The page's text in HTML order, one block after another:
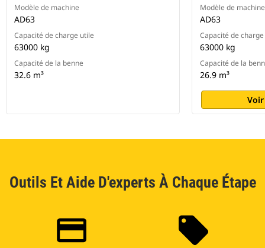
Modèle de machine
AD63
Capacité de charge utile
63000 kg
Capacité de la benne
32.6 m³
Modèle de machine
AD63
Capacité de
63000 kg
Capacité de la
26.9 m³
Outils Et Aide D'experts À Chaque Étape